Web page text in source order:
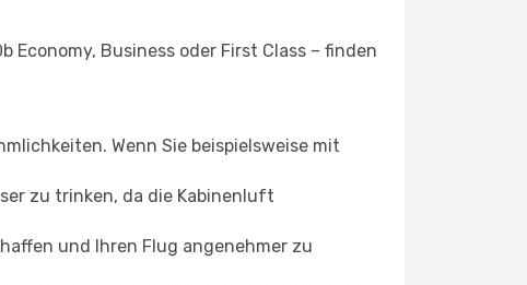
Business oder First Class – finden
Wenn Sie beispielsweise mit
zu trinken, da die Kabinenluft
und Ihren Flug angenehmer zu